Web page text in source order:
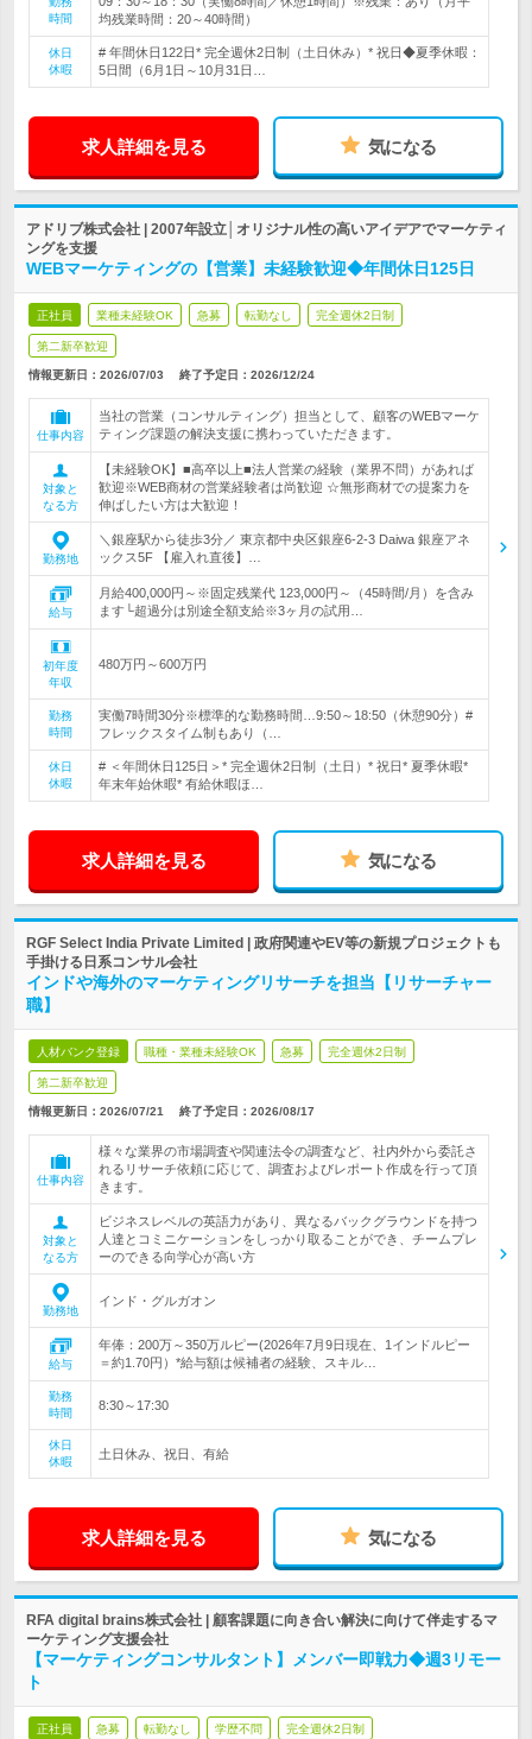
時間
均残業時間：20～40時間）
休日
休暇
# 年間休日122日* 完全週休2日制（土日休み）* 祝日◆夏季休暇：
5日間（6月1日～10月31日…
求人詳細を見る 気になる
アドリブ株式会社 | 2007年設立│オリジナル性の高いアイデアでマーケティ
ングを支援
WEBマーケティングの【営業】未経験歓迎◆年間休日125日
正社員 業種未経験OK 急募 転勤なし 完全週休2日制
第二新卒歓迎
情報更新日：2026/07/03 終了予定日： 2026/12/24
仕事内容
当社の営業（コンサルティング）担当として、顧客のWEBマーケ
ティング課題の解決支援に携わっていただきます。
対象と
なる方
【未経験OK】■高卒以上■法人営業の経験（業界不問）があれば
歓迎※WEB商材の営業経験者は尚歓迎 ☆無形商材での提案力を
伸ばしたい方は大歓迎！
勤務地
＼銀座駅から徒歩3分／ 東京都中央区銀座6-2-3 Daiwa 銀座アネ
ックス5F 【雇入れ直後】…
給与
月給400,000円～※固定残業代 123,000円～（45時間/月）を含み
ます└超過分は別途全額支給※3ヶ月の試用…
初年度
年収
480万円～600万円
勤務
時間
実働7時間30分※標準的な勤務時間…9:50～18:50（休憩90分）#
フレックスタイム制もあり（…
休日
休暇
# ＜年間休日125日＞* 完全週休2日制（土日）* 祝日* 夏季休暇*
年末年始休暇* 有給休暇ほ…
求人詳細を見る 気になる
RGF Select India Private Limited | 政府関連やEV等の新規プロジェクトも
手掛ける日系コンサル会社
インドや海外のマーケティングリサーチを担当【リサーチャー
職】
人材バンク登録 職種・業種未経験OK 急募 完全週休2日制
第二新卒歓迎
情報更新日：2026/07/21 終了予定日： 2026/08/17
仕事内容
様々な業界の市場調査や関連法令の調査など、社内外から委託さ
れるリサーチ依頼に応じて、調査およびレポート作成を行って頂
きます。
対象と
なる方
ビジネスレベルの英語力があり、異なるバックグラウンドを持つ
人達とコミニケーションをしっかり取ることができ、チームプレ
ーのできる向学心が高い方
勤務地
インド・グルガオン
給与
年俸：200万～350万ルピー(2026年7月9日現在、1インドルピー
＝約1.70円）*給与額は候補者の経験、スキル…
勤務
時間
8:30～17:30
休日
休暇
土日休み、祝日、有給
求人詳細を見る 気になる
RFA digital brains株式会社 | 顧客課題に向き合い解決に向けて伴走するマ
ーケティング支援会社
【マーケティングコンサルタント】メンバー即戦力◆週3リモー
ト
正社員 急募 転勤なし 学歴不問 完全週休2日制